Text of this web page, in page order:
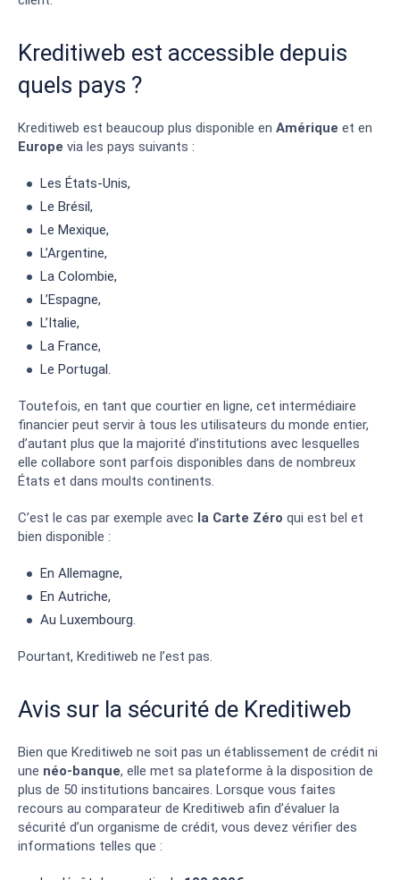
Kreditiweb est accessible depuis
quels pays ?
Kreditiweb est beaucoup plus disponible en Amérique et en
Europe via les pays suivants :
Les États-Unis,
Le Brésil,
Le Mexique,
L’Argentine,
La Colombie,
L’Espagne,
L’Italie,
La France,
Le Portugal.
Toutefois, en tant que courtier en ligne, cet intermédiaire
financier peut servir à tous les utilisateurs du monde entier,
d’autant plus que la majorité d’institutions avec lesquelles
elle collabore sont parfois disponibles dans de nombreux
États et dans moults continents.
C’est le cas par exemple avec la Carte Zéro qui est bel et
bien disponible :
En Allemagne,
En Autriche,
Au Luxembourg.
Pourtant, Kreditiweb ne l’est pas.
Avis sur la sécurité de Kreditiweb
Bien que Kreditiweb ne soit pas un établissement de crédit ni
une néo-banque, elle met sa plateforme à la disposition de
plus de 50 institutions bancaires. Lorsque vous faites
recours au comparateur de Kreditiweb afin d’évaluer la
sécurité d’un organisme de crédit, vous devez vérifier des
informations telles que :